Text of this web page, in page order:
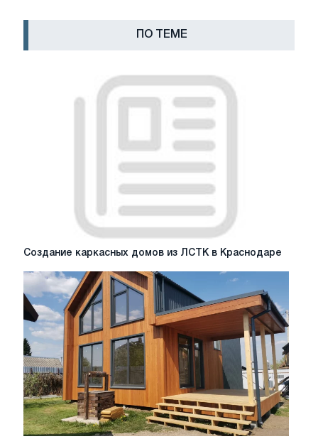
ПО ТЕМЕ
Создание
домов
из
ЛСТК
в
Краснодаре
Создание каркасных домов из ЛСТК в Краснодаре